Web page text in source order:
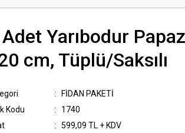
Yarıbodur
cm, Tüplü/Saksılı
FİDAN PAKETİ
Kodu
1740
599,09 TL + KDV